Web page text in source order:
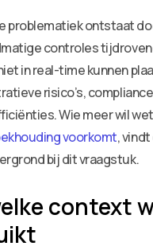
problematiek ontstaat
controles
in real-time kunnen
risico’s,
Wie meer wil
voorkomt,
bij dit vraagstuk.
context